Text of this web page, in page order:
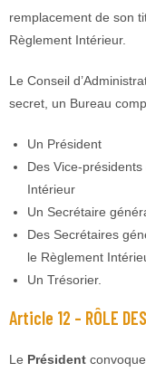
remplacement de son
Règlement Intérieur.
Le Conseil
secret, un Bureau
Un Président
Des Vice-
Intérieur
Un Secrétaire
Des Secrétaires
le Règlement
Un Trésorier.
Article 12 – RÔLE DES
Le Président